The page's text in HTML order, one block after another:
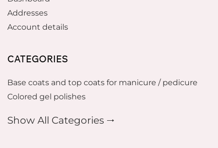
Addresses
Account details
CATEGORIES
Base coats and top coats for manicure / pedicure
Colored gel polishes
Show All Categories 🠂